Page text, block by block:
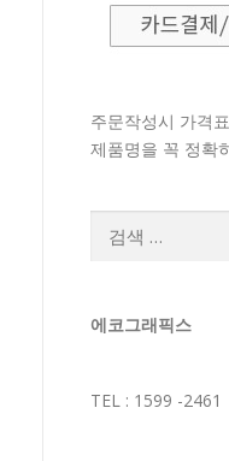
주문작성시 가격
제품명을 꼭 정확
에코그래픽스
TEL : 1599 -2461